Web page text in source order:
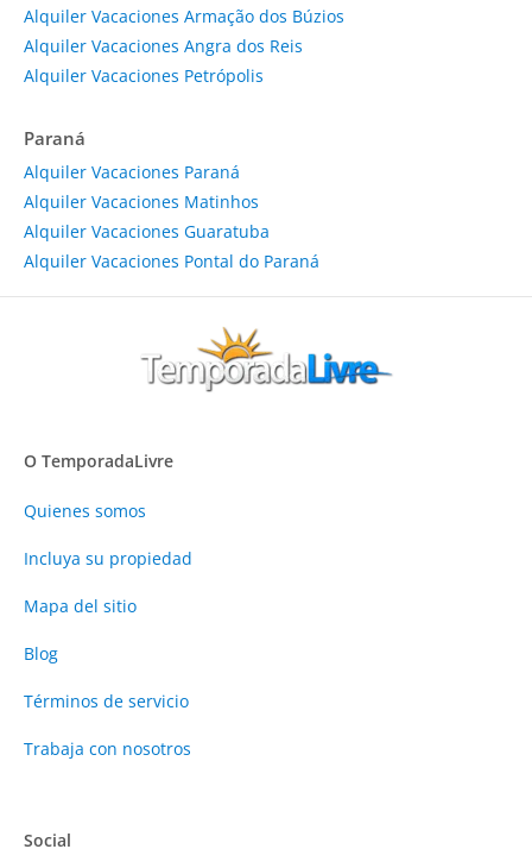
Alquiler Vacaciones Armação dos Búzios
Alquiler Vacaciones Angra dos Reis
Alquiler Vacaciones Petrópolis
Paraná
Alquiler Vacaciones Paraná
Alquiler Vacaciones Matinhos
Alquiler Vacaciones Guaratuba
Alquiler Vacaciones Pontal do Paraná
O TemporadaLivre
Quienes somos
Incluya su propiedad
Mapa del sitio
Blog
Términos de servicio
Trabaja con nosotros
Social